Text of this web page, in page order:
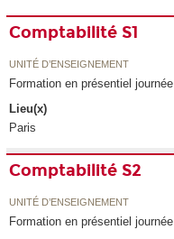
Comptabilité S1
UNITÉ D’ENSEIGNEMENT
Formation en présentiel journée
Lieu(x)
Paris
Comptabilité S2
UNITÉ D’ENSEIGNEMENT
Formation en présentiel journée